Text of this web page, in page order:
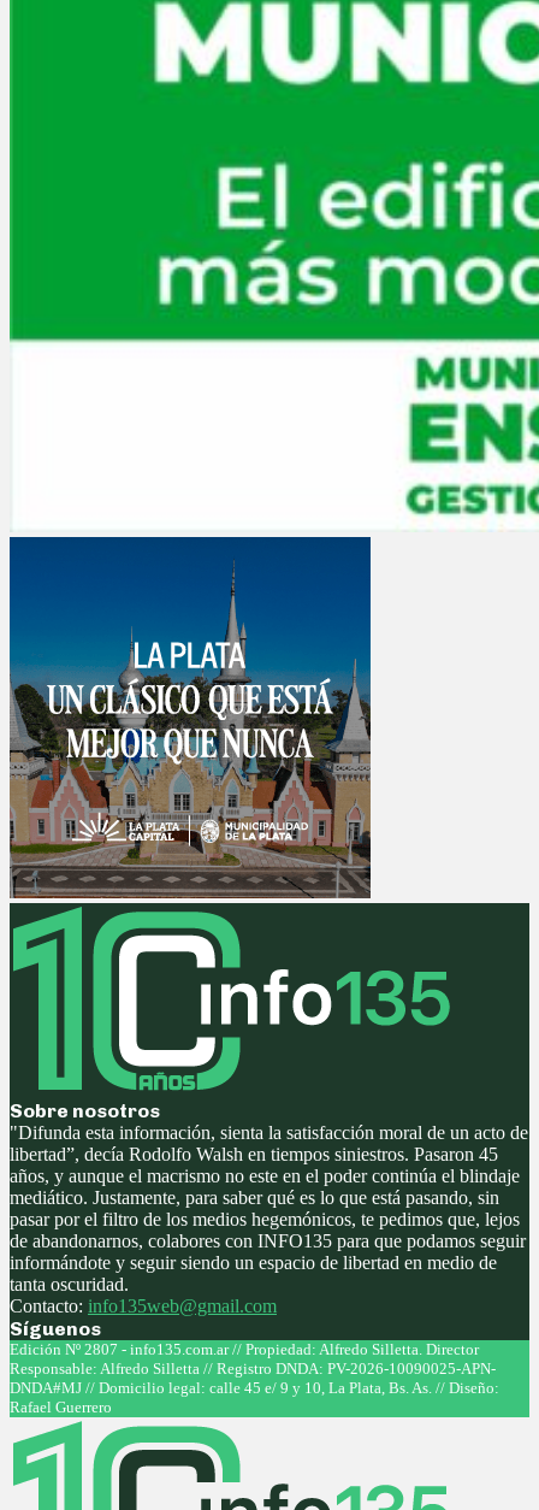
Sobre nosotros
"Difunda esta información, sienta la satisfacción moral de un acto de
libertad”, decía Rodolfo Walsh en tiempos siniestros. Pasaron 45
años, y aunque el macrismo no este en el poder continúa el blindaje
mediático. Justamente, para saber qué es lo que está pasando, sin
pasar por el filtro de los medios hegemónicos, te pedimos que, lejos
de abandonarnos, colabores con INFO135 para que podamos seguir
informándote y seguir siendo un espacio de libertad en medio de
tanta oscuridad.
Contacto: info135web@gmail.com
Síguenos
Facebook
Twitter
Instagram
Youtube
Edición Nº 2807 - info135.com.ar // Propiedad: Alfredo Silletta. Director
Responsable: Alfredo Silletta // Registro DNDA: PV-2026-10090025-APN-
DNDA#MJ // Domicilio legal: calle 45 e/ 9 y 10, La Plata, Bs. As. // Diseño:
Rafael Guerrero